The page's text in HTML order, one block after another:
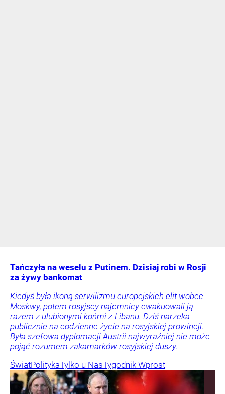
Tańczyła na weselu z Putinem. Dzisiaj robi w Rosji
za żywy bankomat
Kiedyś była ikoną serwilizmu europejskich elit wobec
Moskwy, potem rosyjscy najemnicy ewakuowali ją
razem z ulubionymi końmi z Libanu. Dziś narzeka
publicznie na codzienne życie na rosyjskiej prowincji.
Była szefowa dyplomacji Austrii najwyraźniej nie może
pojąć rozumem zakamarków rosyjskiej duszy.
ŚwiatPolitykaTylko u NasTygodnik Wprost